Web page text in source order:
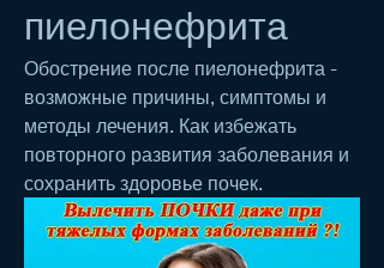
пиелонефрита
Обострение после пиелонефрита -
возможные причины, симптомы и
методы лечения. Как избежать
повторного развития заболевания и
сохранить здоровье почек.